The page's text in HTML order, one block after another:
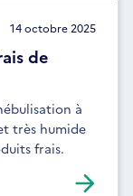
14 octobre 2025
de
à
très humide
frais.